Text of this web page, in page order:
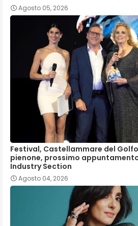
Agosto 05, 2026
Festival, Castellammare del
pienone, prossimo
Industry Section
Agosto 04, 2026